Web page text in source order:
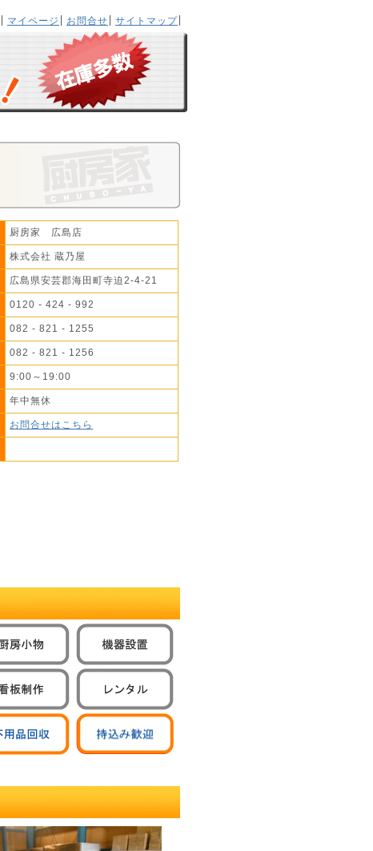
マイページ お問合せ サイトマップ
厨房家 広島店
株式会社 蔵乃屋
広島県安芸郡海田町寺迫2-4-21
0120 - 424 - 992
082 - 821 - 1255
082 - 821 - 1256
9:00～19:00
年中無休
お問合せはこちら